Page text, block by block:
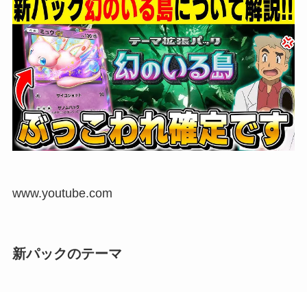
www.youtube.com
新パックのテーマ